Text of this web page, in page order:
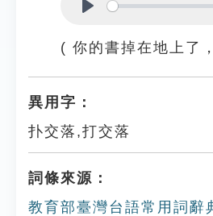
( 你的書掉在地上了
異用字：
扑交落,打交落
詞條來源：
教育部臺灣台語常用詞辭